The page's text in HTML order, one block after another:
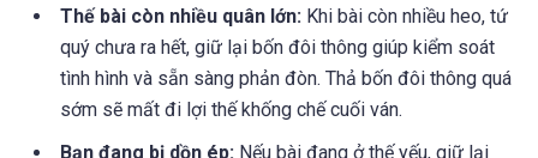
Thế bài còn nhiều quân lớn: Khi bài còn nhiều heo, tứ
quý chưa ra hết, giữ lại bốn đôi thông giúp kiểm soát
tình hình và sẵn sàng phản đòn. Thả bốn đôi thông quá
sớm sẽ mất đi lợi thế khống chế cuối ván.
Bạn đang bị dồn ép: Nếu bài đang ở thế yếu, giữ lại